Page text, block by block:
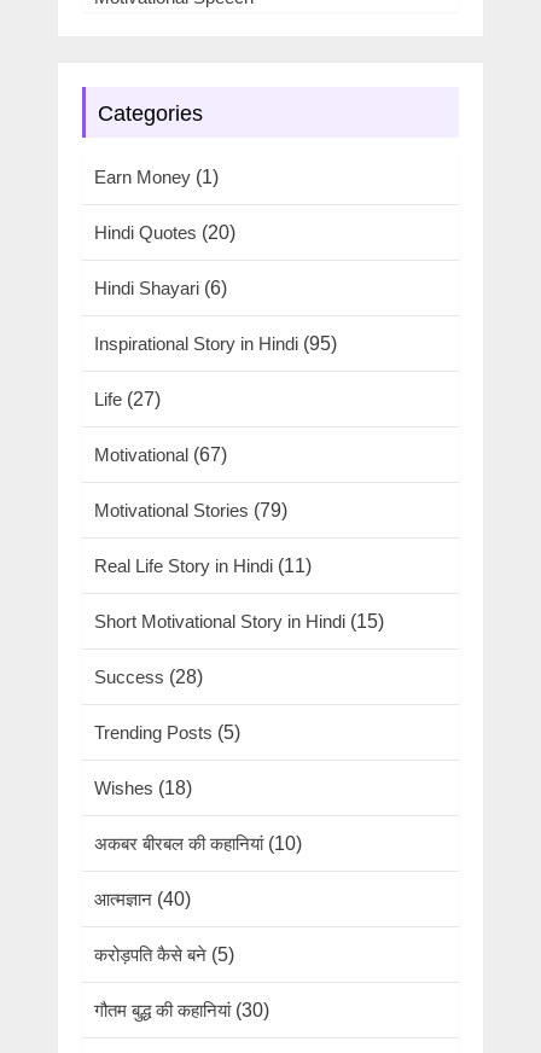
Categories
Earn Money (1)
Hindi Quotes (20)
Hindi Shayari (6)
Inspirational Story in Hindi (95)
Life (27)
Motivational (67)
Motivational Stories (79)
Real Life Story in Hindi (11)
Short Motivational Story in Hindi (15)
Success (28)
Trending Posts (5)
Wishes (18)
अकबर बीरबल की कहानियां(10)
आत्मज्ञान (40)
करोड़पति कैसे बने (5)
गौतम बुद्ध की कहानियां(30)